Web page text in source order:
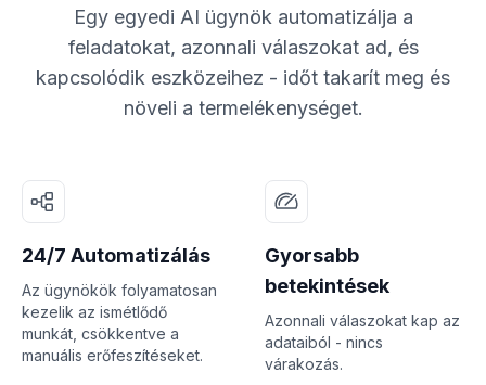
Egy egyedi AI ügynök automatizálja a
feladatokat, azonnali válaszokat ad, és
kapcsolódik eszközeihez - időt takarít meg és
növeli a termelékenységet.
24/7 Automatizálás
Az ügynökök folyamatosan
kezelik az ismétlődő
munkát, csökkentve a
manuális erőfeszítéseket.
Gyorsabb
betekintések
Azonnali válaszokat kap az
adataiból - nincs
várakozás.